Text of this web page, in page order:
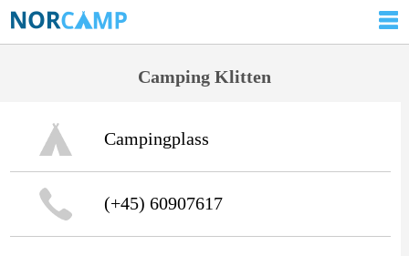
Camping Klitten
Campingplass
(+45) 60907617